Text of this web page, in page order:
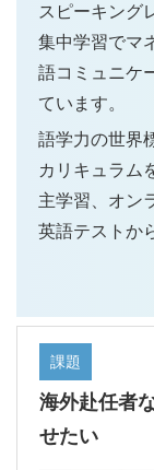
スピーキング
集中学習でマ
語コミュニケ
ています。
語学力の世界
カリキュラム
主学習、オン
英語テストか
課題
海外赴任者
せたい